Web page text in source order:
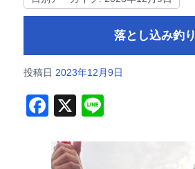
落とし込み釣り
投稿日 2023年12月9日
F
c
X
e